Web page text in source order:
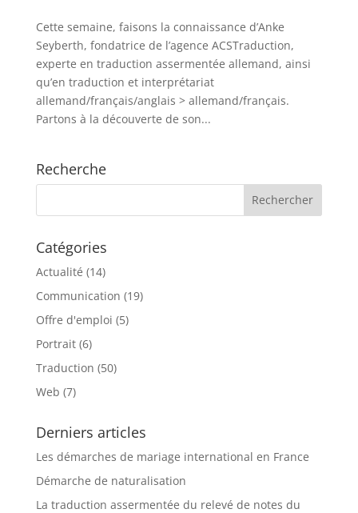
Cette semaine, faisons la connaissance d’Anke
Seyberth, fondatrice de l’agence ACSTraduction,
experte en traduction assermentée allemand, ainsi
qu’en traduction et interprétariat
allemand/français/anglais > allemand/français.
Partons à la découverte de son...
Recherche
Catégories
Actualité (14)
Communication (19)
Offre d'emploi (5)
Portrait(6)
Traduction (50)
Web (7)
Derniers articles
Les démarches de mariage international en France
Démarche de naturalisation
La traduction assermentée du relevé de notes du